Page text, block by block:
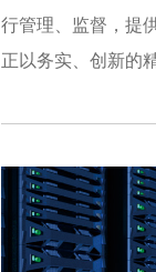
行管理、监督，提
正以务实、创新的